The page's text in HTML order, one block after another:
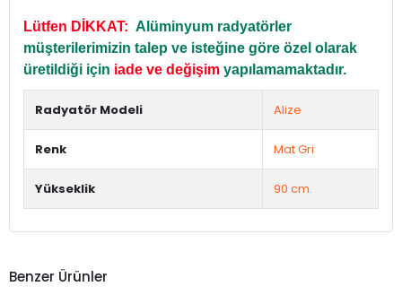
Lütfen DİKKAT: Alüminyum radyatörler
müşterilerimizin talep ve isteğine göre özel olarak
üretildiği için iade ve değişim yapılamamaktadır.
Radyatör Modeli Alize
Renk Mat Gri
Yükseklik 90 cm.
Benzer Ürünler